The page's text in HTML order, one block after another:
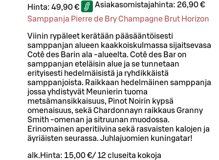
Hinta: 49,90 € Asiakasomistajahinta: 26,90 €
Samppanja Pierre de Bry Champagne Brut Horizon
Viinin rypäleet kerätään pääsääntöisesti
samppanjan alueen kaakkoiskulmassa sijaitsevasa
Cotê des Barin ala -alueelta. Cotê des Bar on
samppanjan eteläisin alue ja se tunnetaan
erityisesti hedelmäisistä ja ryhdikkäistä
samppanjoista. Raikkaan hedelmäinen samppanja
jossa yhdistyvät Meunierin tuoma
metsämansikkaisuus, Pinot Noirin kypsä
omenaisuus, sekä Chardonnayn raikkaus Granny
Smith -omenan ja sitruunan muodossa.
Erinomainen aperitiivina sekä rasvaisten kalojen ja
äyriäisten seurassa. Juhlajuomien kuningatar!
alk. Hinta: 15,00 €/ 12 cl useita kokoja